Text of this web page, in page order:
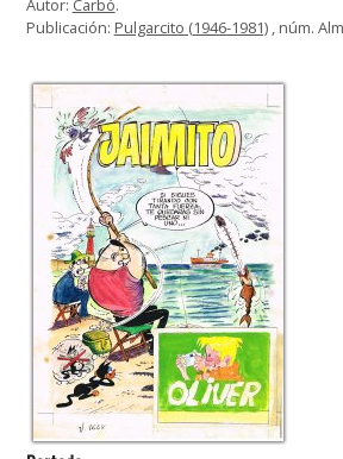
Publicación: Pulgarcito (1946-1981), núm.